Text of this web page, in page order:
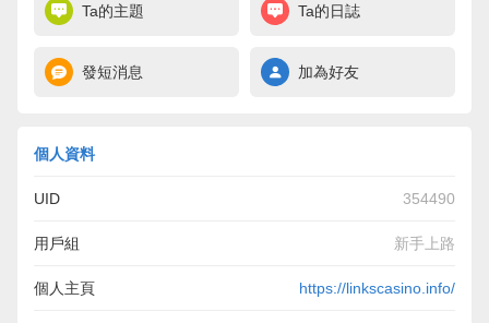
Ta的主題 Ta的日誌
發短消息 加為好友
個人資料
UID 354490
用戶組 新手上路
個人主頁 https://linkscasino.info/